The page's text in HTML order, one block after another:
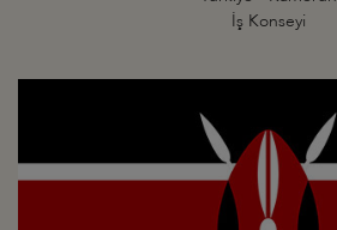
İş Konseyi